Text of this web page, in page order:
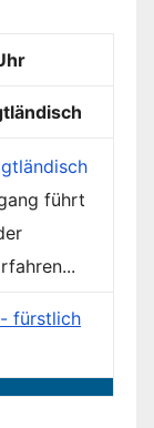
führt
fürstlich